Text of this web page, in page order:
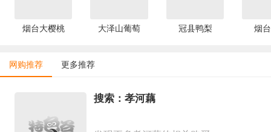
烟台大樱桃 大泽山葡萄 冠县鸭梨 烟
网购推荐 更多推荐
搜索：孝河藕